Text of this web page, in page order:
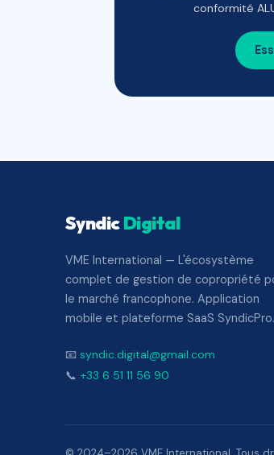
conformité
SyndicDigital
VME International — L'écosystème
complet de gestion de copropriété
le marché francophone. Application
mobile et plateforme SaaS SyndicPro.
📧 syndic.digital@gmail.com
📞 +33 6 51 11 56 90